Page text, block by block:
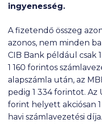
ingyenesség.
A fizetendő összeg
azonos, nem minden
CIB Bank például csak
1 160 forintos
alapszámla után, az
pedig 1 334forintot. Az
forint helyett akciósan
havi számlavezetési